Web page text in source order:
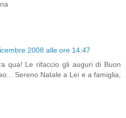
2008 alle ore 14:47
qua! Le rifaccio gli auguri di Buon
Sereno Natale a Lei e a famiglia,